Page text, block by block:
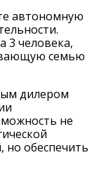
автономную
3 человека,
семью
дилером
не
но обеспечить